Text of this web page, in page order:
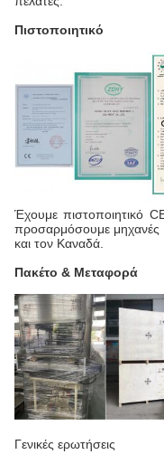
Πιστοποιητικό
Έχουμε πιστοποιητικό
προσαρμόσουμε μηχανές
και τον Καναδά.
Πακέτο & Μεταφορά
Γενικές ερωτήσεις